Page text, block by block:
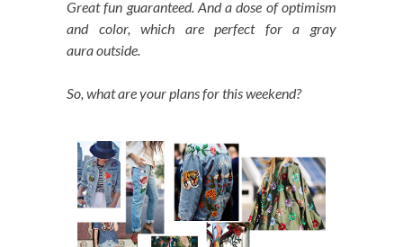
Great fun guaranteed. And a dose of optimism
and color, which are perfect for a gray
aura outside.
So, what are your plans for this weekend?